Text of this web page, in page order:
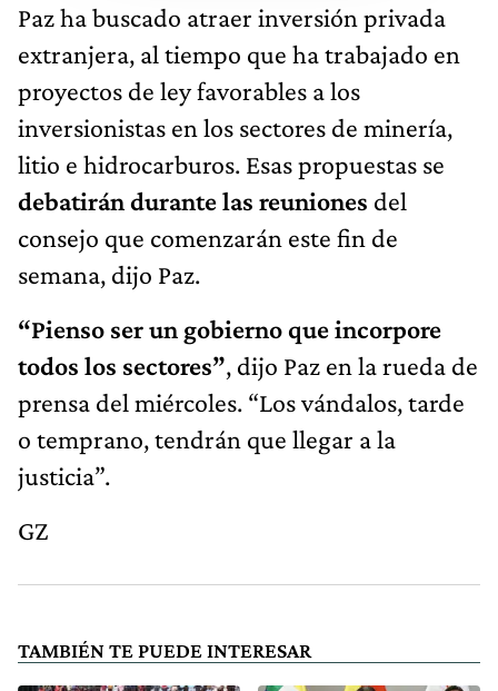
Paz ha buscado atraer inversión privada
extranjera, al tiempo que ha trabajado en
proyectos de ley favorables a los
inversionistas en los sectores de minería,
litio e hidrocarburos. Esas propuestas se
debatirán durante las reuniones del
consejo que comenzarán este fin de
semana, dijo Paz.
“Pienso ser un gobierno que incorpore
todos los sectores”, dijo Paz en la rueda de
prensa del miércoles. “Los vándalos, tarde
o temprano, tendrán que llegar a la
justicia”.
GZ
TAMBIÉN TE PUEDE INTERESAR